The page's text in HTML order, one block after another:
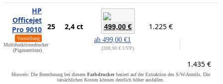
HP
Officejet
Pro 9010
Vorstellung
Multifunktionsdrucker
(Pigmenttinte)
25 2,4 ct 499,00 €
ab 499,00 €1
209,90 € UVP
1.225 €
1.435 €
Hinweis: Die Berechnung bei diesem Farbdruckerbasiert auf der Extraktion des S/W-Anteils. Die
tatsächlichen Kosten können deutlich höher ausfallen.